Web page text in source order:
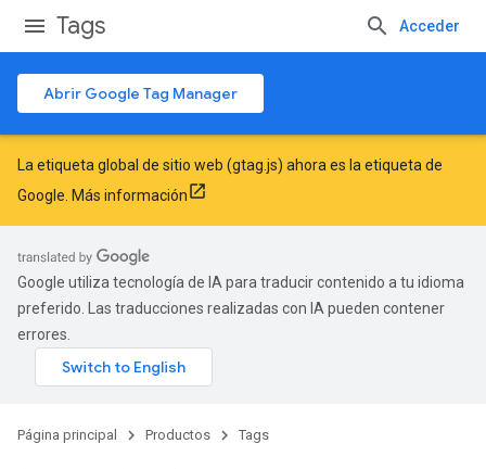
Tags Acceder
Abrir Google Tag Manager
La etiqueta global de sitio web (gtag.js) ahora es la etiqueta de
Google. Más información
Google utiliza tecnología de IA para traducir contenido a tu idioma
preferido. Las traducciones realizadas con IA pueden contener
errores.
Página principal Productos Tags